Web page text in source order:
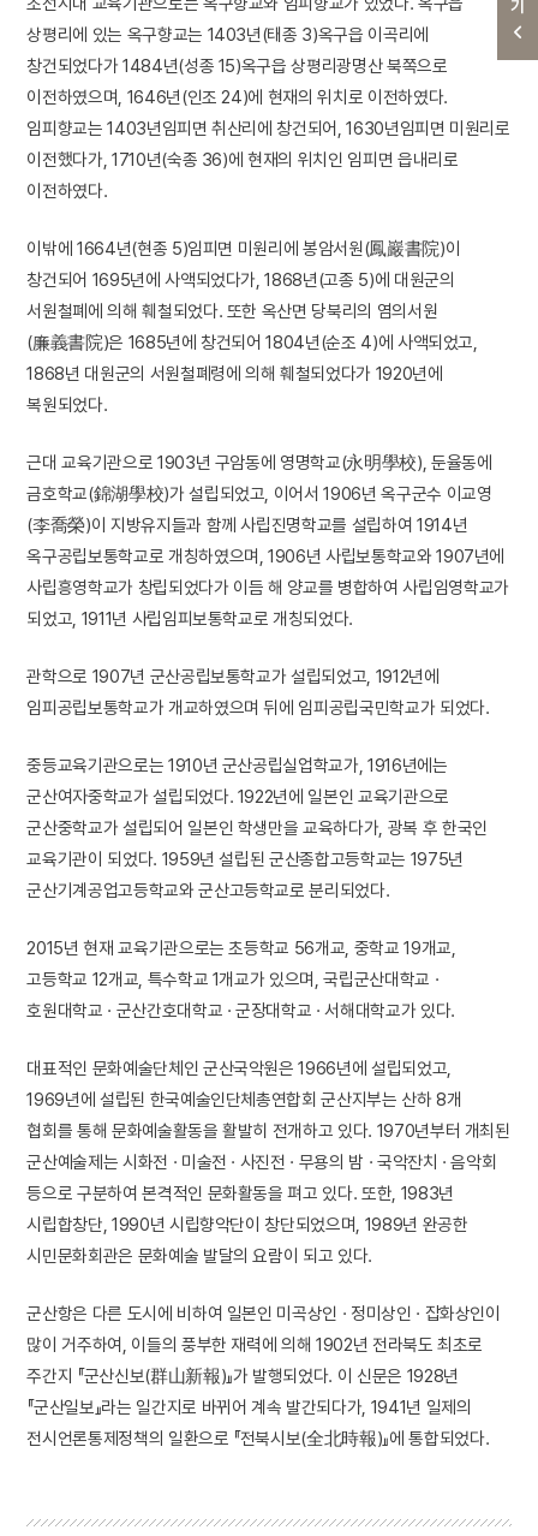
상평리에 있는 옥구향교는 1403년(태종 3)옥구읍 이곡리에
창건되었다가 1484년(성종 15)옥구읍 상평리광명산 북쪽으로
이전하였으며, 1646년(인조 24)에 현재의 위치로 이전하였다.
임피향교는 1403년임피면 취산리에 창건되어, 1630년임피면 미원리로
이전했다가, 1710년(숙종 36)에 현재의 위치인 임피면 읍내리로
이전하였다.
이밖에 1664년(현종 5)임피면 미원리에 봉암서원(鳳巖書院)이
창건되어 1695년에 사액되었다가, 1868년(고종 5)에 대원군의
서원철폐에 의해 훼철되었다. 또한 옥산면 당북리의 염의서원
(廉義書院)은 1685년에 창건되어 1804년(순조 4)에 사액되었고,
1868년 대원군의 서원철폐령에 의해 훼철되었다가 1920년에
복원되었다.
근대 교육기관으로 1903년 구암동에 영명학교(永明學校), 둔율동에
금호학교(錦湖學校)가 설립되었고, 이어서 1906년 옥구군수 이교영
(李喬榮)이 지방유지들과 함께 사립진명학교를 설립하여 1914년
옥구공립보통학교로 개칭하였으며, 1906년 사립보통학교와 1907년에
사립흥영학교가 창립되었다가 이듬 해 양교를 병합하여 사립임영학교가
되었고, 1911년 사립임피보통학교로 개칭되었다.
관학으로 1907년 군산공립보통학교가 설립되었고, 1912년에
임피공립보통학교가 개교하였으며 뒤에 임피공립국민학교가 되었다.
중등교육기관으로는 1910년 군산공립실업학교가, 1916년에는
군산여자중학교가 설립되었다. 1922년에 일본인 교육기관으로
군산중학교가 설립되어 일본인 학생만을 교육하다가, 광복 후 한국인
교육기관이 되었다. 1959년 설립된 군산종합고등학교는 1975년
군산기계공업고등학교와 군산고등학교로 분리되었다.
2015년 현재 교육기관으로는 초등학교 56개교, 중학교 19개교,
고등학교 12개교, 특수학교 1개교가 있으며, 국립군산대학교 ·
호원대학교 · 군산간호대학교 · 군장대학교 · 서해대학교가 있다.
대표적인 문화예술단체인 군산국악원은 1966년에 설립되었고,
1969년에 설립된 한국예술인단체총연합회 군산지부는 산하 8개
협회를 통해 문화예술활동을 활발히 전개하고 있다. 1970년부터 개최된
군산예술제는 시화전 · 미술전 · 사진전 · 무용의 밤 · 국악잔치 · 음악회
등으로 구분하여 본격적인 문화활동을 펴고 있다. 또한, 1983년
시립합창단, 1990년 시립향악단이 창단되었으며, 1989년 완공한
시민문화회관은 문화예술 발달의 요람이 되고 있다.
군산항은 다른 도시에 비하여 일본인 미곡상인 · 정미상인 · 잡화상인이
많이 거주하여, 이들의 풍부한 재력에 의해 1902년 전라북도 최초로
주간지 『군산신보(群山新報)』가 발행되었다. 이 신문은 1928년
『군산일보』라는 일간지로 바뀌어 계속 발간되다가, 1941년 일제의
전시언론통제정책의 일환으로 『전북시보(全北時報)』에 통합되었다.